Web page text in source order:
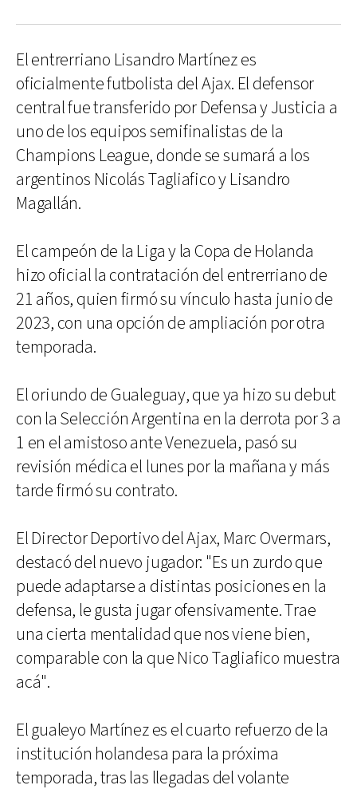
El entrerriano Lisandro Martínez es
oficialmente futbolista del Ajax. El defensor
central fue transferido por Defensa y Justicia a
uno de los equipos semifinalistas de la
Champions League, donde se sumará a los
argentinos Nicolás Tagliafico y Lisandro
Magallán.
El campeón de la Liga y la Copa de Holanda
hizo oficial la contratación del entrerriano de
21 años, quien firmó su vínculo hasta junio de
2023, con una opción de ampliación por otra
temporada.
El oriundo de Gualeguay, que ya hizo su debut
con la Selección Argentina en la derrota por 3 a
1 en el amistoso ante Venezuela, pasó su
revisión médica el lunes por la mañana y más
tarde firmó su contrato.
El Director Deportivo del Ajax, Marc Overmars,
destacó del nuevo jugador: "Es un zurdo que
puede adaptarse a distintas posiciones en la
defensa, le gusta jugar ofensivamente. Trae
una cierta mentalidad que nos viene bien,
comparable con la que Nico Tagliafico muestra
acá".
El gualeyo Martínez es el cuarto refuerzo de la
institución holandesa para la próxima
temporada, tras las llegadas del volante